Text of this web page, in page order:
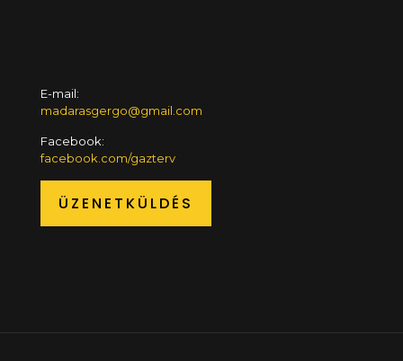
E-mail:
madarasgergo@gmail.com
Facebook:
facebook.com/gazterv
ÜZENETKÜLDÉS